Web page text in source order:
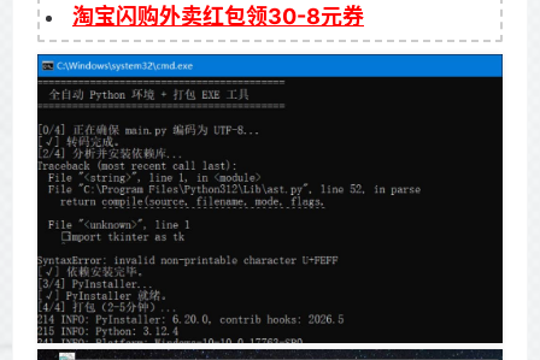
淘宝闪购外卖红包领30-8元券